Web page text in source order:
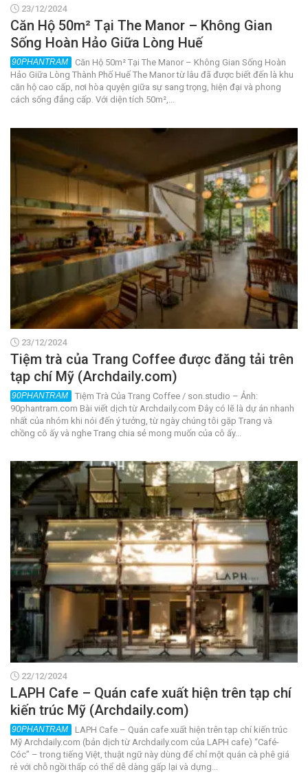
23/12/2024
Căn Hộ 50m² Tại The Manor – Không Gian
Sống Hoàn Hảo Giữa Lòng Huế
Căn Hộ 50m² Tại The Manor – Không Gian Sống Hoàn
Hảo Giữa Lòng Thành Phố Huế The Manor từ lâu đã được biết đến là khu
căn hộ cao cấp, nơi hòa quyện giữa sự sang trọng, hiện đại và phong
cách sống đẳng cấp. Với diện tích 50m²,...
23/12/2024
Tiệm trà của Trang Coffee được đăng tải trên
tạp chí Mỹ (Archdaily.com)
Tiệm Trà Của Trang Coffee / son.studio – Ảnh:
90phantram.com Bài viết dịch từ Archdaily.com Đây có lẽ là dự án nhanh
nhất của nhóm khi nói đến ý tưởng, từ ngày chúng tôi gặp Trang và
chồng cô ấy và nghe Trang chia sẻ mong muốn của cô ấy...
22/12/2024
LAPH Cafe – Quán cafe xuất hiện trên tạp chí
kiến trúc Mỹ (Archdaily.com)
LAPH Cafe – Quán cafe xuất hiện trên tạp chí kiến trúc
Mỹ Archdaily.com (bản dịch từ Archdaily.com của LAPH cafe) “Café-
Cóc” – trong tiếng Việt, thuật ngữ này dùng để chỉ một quán cà phê giá
rẻ với chỗ ngồi thấp có thể dễ dàng gấp lại và dựng...